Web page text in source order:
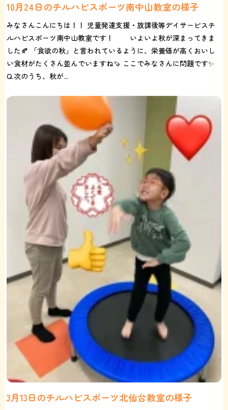
10月24日のチルハピスポーツ南中山教室の様子
みなさんこんにちは！！ 児童発達支援・放課後等デイサービスチ
ルハピスポーツ南中山教室です！ いよいよ秋が深まってきま
した🍂 「食欲の秋」と言われているように、栄養価が高くおいし
い食材がたくさん並んでいますね🍠 ここでみなさんに問題です✨
Q.次のうち、秋が...
3月13日のチルハピスポーツ北仙台教室の様子